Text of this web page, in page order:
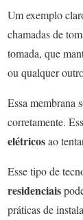
Um exemplo
chamadas de
tomada, que
ou qualquer
Essa membrana
corretamente.
elétricosao
Esse tipo de
residenciais
práticas de